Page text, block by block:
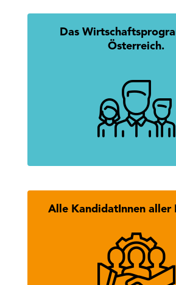
Das
Österreich.
Alle KandidatInnen aller
Hier findest Du alle
des Tiroler